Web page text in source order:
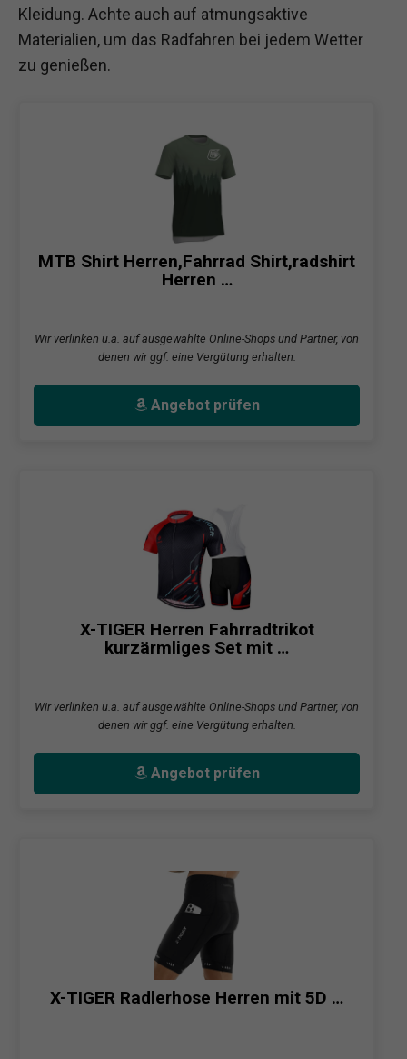
Kleidung. Achte auch auf atmungsaktive
Materialien, um das Radfahren bei jedem Wetter
zu genießen.
MTB Shirt Herren,Fahrrad Shirt,radshirt
Herren …
Wir verlinken u.a. auf ausgewählte Online-Shops und Partner, von
denen wir ggf. eine Vergütung erhalten.
Angebot prüfen
X-TIGER Herren Fahrradtrikot
kurzärmliges Set mit …
Wir verlinken u.a. auf ausgewählte Online-Shops und Partner, von
denen wir ggf. eine Vergütung erhalten.
Angebot prüfen
X-TIGER Radlerhose Herren mit 5D …